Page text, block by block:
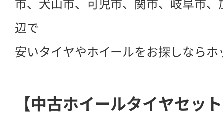
市、犬山市、可児市、関市、岐阜市
辺で
安いタイヤやホイールをお探しなら
【中古ホイールタイヤセッ